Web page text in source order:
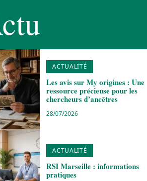
ACTUALITÉ
Les avis sur My origines : Une
ressource précieuse pour les
chercheurs d’ancêtres
28/07/2026
ACTUALITÉ
RSI Marseille : informations
pratiques